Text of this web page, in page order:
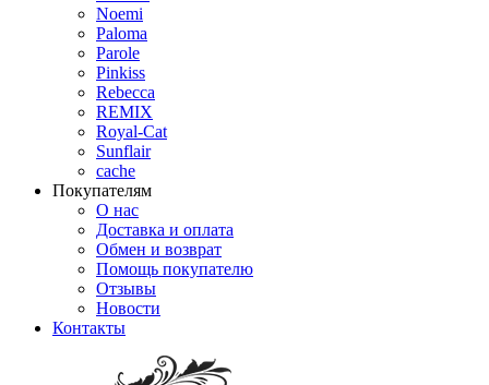
Noemi
Paloma
Parole
Pinkiss
Rebecca
REMIX
Royal-Cat
Sunflair
cache
Покупателям
О нас
Доставка и оплата
Обмен и возврат
Помощь покупателю
Отзывы
Новости
Контакты